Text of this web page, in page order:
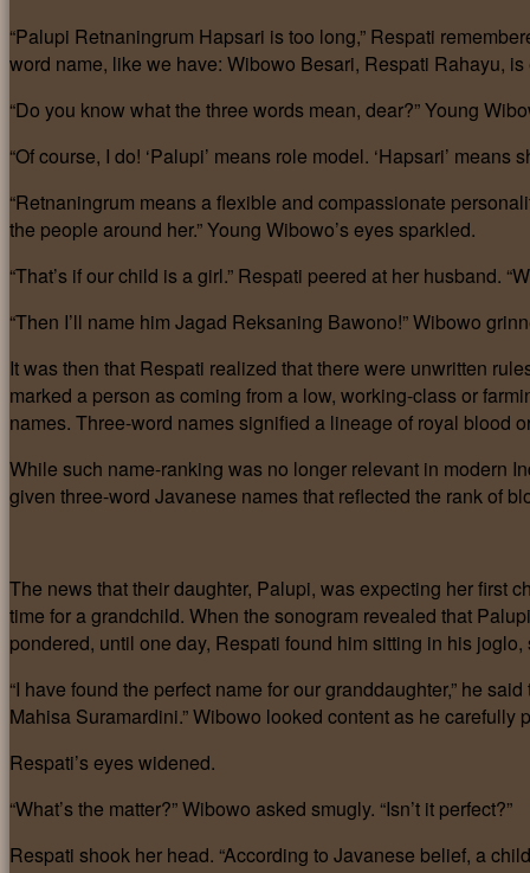
“Palupi Retnaningrum Hapsari is too long,” Respati
word name, like we have: Wibowo Besari, Respati Rahayu,
“Do you know what the three words mean, dear?” Young
“Of course, I do! ‘Palupi’ means role model. ‘Hapsari’
“Retnaningrum means a flexible and compassionate
the people around her.” Young Wibowo’s eyes sparkled.
“That’s if our child is a girl.” Respati peered at her husband.
“Then I’ll name him Jagad Reksaning Bawono!” Wibowo
It was then that Respati realized that there were unwritten
marked a person as coming from a low, working-class or
names. Three-word names signified a lineage of royal blood
While such name-ranking was no longer relevant in modern
given three-word Javanese names that reflected the rank of
The news that their daughter, Palupi, was expecting her first
time for a grandchild. When the sonogram revealed that
pondered, until one day, Respati found him sitting in his joglo,
“I have found the perfect name for our granddaughter,” he
Mahisa Suramardini.” Wibowo looked content as he carefully
Respati’s eyes widened.
“What’s the matter?” Wibowo asked smugly. “Isn’t it perfect?”
Respati shook her head. “According to Javanese belief, a